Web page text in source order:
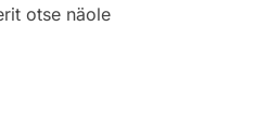
otse näole